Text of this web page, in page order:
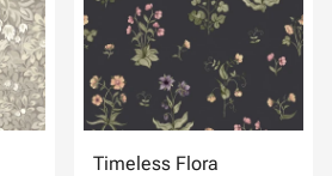
Timeless Flora